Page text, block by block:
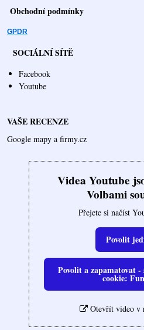
Obchodní podmínky
GPDR
SOCIÁLNÍ SÍTĚ
Facebook
Youtube
VAŠE RECENZE
Google mapy a firmy.cz
Videa Youtube
Volbami
Přejete si načíst
Povolit
Povolit a zapamatovat -
cookie:
Otevřít video v